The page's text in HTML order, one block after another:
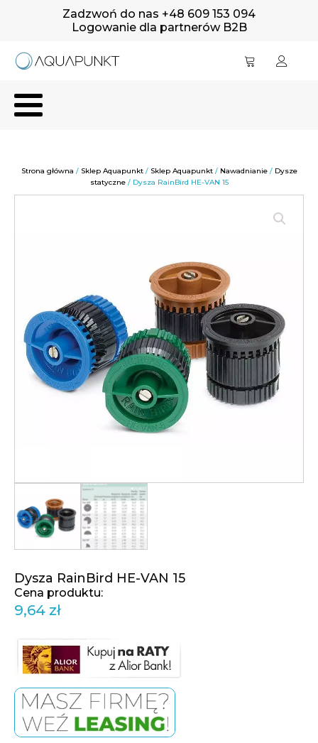
Zadzwoń do nas +48 609 153 094
Logowanie dla partnerów B2B
Strona główna / Sklep Aquapunkt/ Sklep Aquapunkt/ Nawadnianie/ Dysze
statyczne/ Dysza RainBird HE-VAN 15
Dysza RainBird HE-VAN 15
9,64 zł